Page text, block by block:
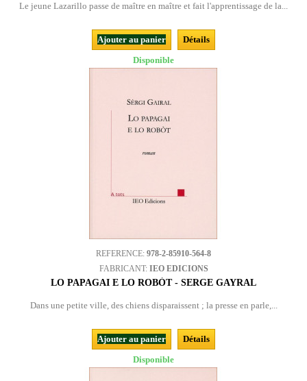
Le jeune Lazarillo passe de maître en maître et fait l'apprentissage de la...
Ajouter au panier
Détails
Disponible
REFERENCE: 978-2-85910-564-8
FABRICANT: IEO EDICIONS
LO PAPAGAI E LO ROBÒT - SERGE GAYRAL
Dans une petite ville, des chiens disparaissent ; la presse en parle,...
Ajouter au panier
Détails
Disponible